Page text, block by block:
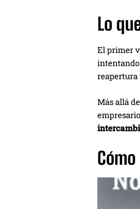
Lo
El primer
intentando
reapertura
Más allá